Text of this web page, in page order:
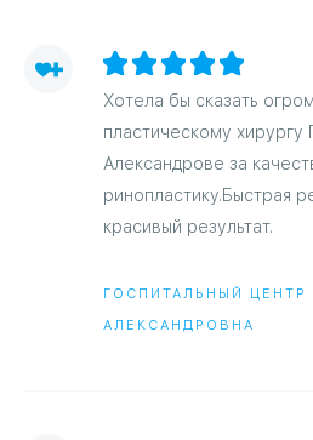
Хотела бы сказать
пластическому
Александрове за
ринопластику.Быстрая
красивый результат.
ГОСПИТАЛЬНЫЙ ЦЕНТР
АЛЕКСАНДРОВНА